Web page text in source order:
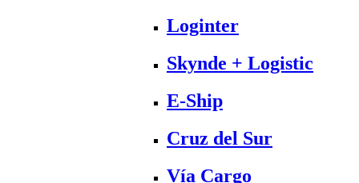
Loginter
Skynde + Logistic
E-Ship
Cruz del Sur
Vía Cargo